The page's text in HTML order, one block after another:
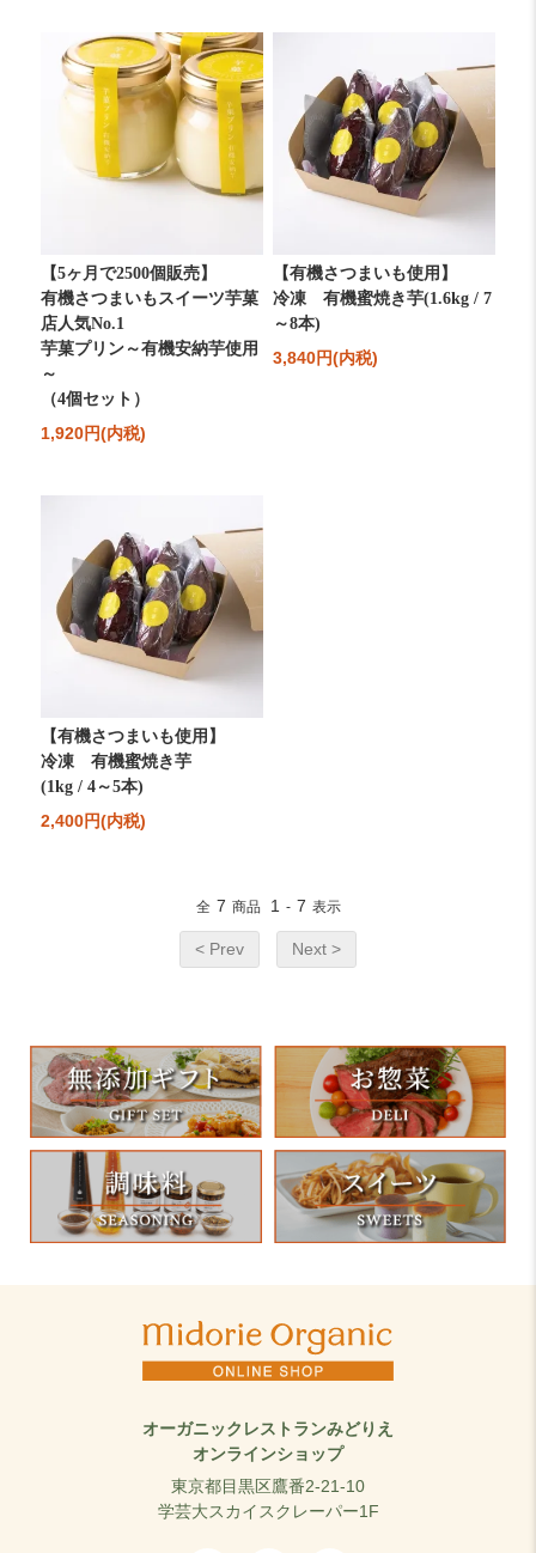
【5ヶ月で2500個販売】
有機さつまいもスイーツ芋菓
店人気No.1
芋菓プリン～有機安納芋使用
～
（4個セット）
1,920円(内税)
【有機さつまいも使用】
冷凍 有機蜜焼き芋(1.6kg / 7
～8本)
3,840円(内税)
【有機さつまいも使用】
冷凍 有機蜜焼き芋
(1kg / 4～5本)
2,400円(内税)
全 7 商品 1 - 7 表示
< Prev Next >
オーガニックレストランみどりえ
オンラインショップ
東京都目黒区鷹番2-21-10
学芸大スカイスクレーパー1F